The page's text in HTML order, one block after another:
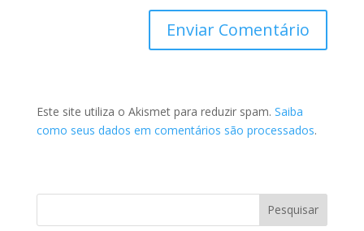
Este site utiliza o Akismet para reduzir spam. Saiba
como seus dados em comentários são processados.